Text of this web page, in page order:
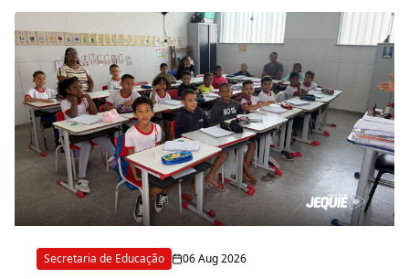
Secretaria de Educação 06 Aug 2026